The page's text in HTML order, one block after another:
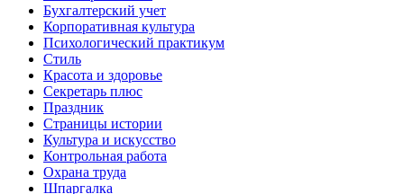
Бухгалтерский учет
Корпоративная культура
Психологический практикум
Стиль
Красота и здоровье
Секретарь плюс
Праздник
Страницы истории
Культура и искусство
Контрольная работа
Охрана труда
Шпаргалка